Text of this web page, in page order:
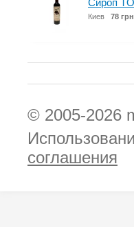
Сироп
Киев 78 грн
© 2005-2026
соглашения